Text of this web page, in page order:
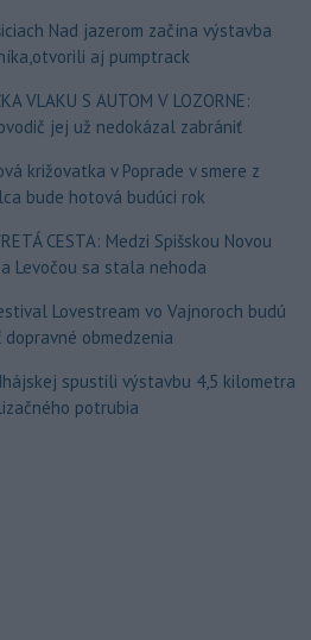
Nad jazerom začína výstavba
aj pumptrack
VLAKU S AUTOM V LOZORNE:
jej už nedokázal zabrániť
križovatka v Poprade v smere z
bude hotová budúci rok
CESTA: Medzi Spišskou Novou
Levočou sa stala nehoda
Lovestream vo Vajnoroch budú
obmedzenia
spustili výstavbu 4,5 kilometra
potrubia